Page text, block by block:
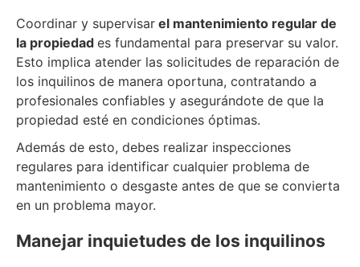
Coordinar y supervisar el mantenimiento regular de
la propiedad es fundamental para preservar su valor.
Esto implica atender las solicitudes de reparación de
los inquilinos de manera oportuna, contratando a
profesionales confiables y asegurándote de que la
propiedad esté en condiciones óptimas.
Además de esto, debes realizar inspecciones
regulares para identificar cualquier problema de
mantenimiento o desgaste antes de que se convierta
en un problema mayor.
Manejar inquietudes de los inquilinos